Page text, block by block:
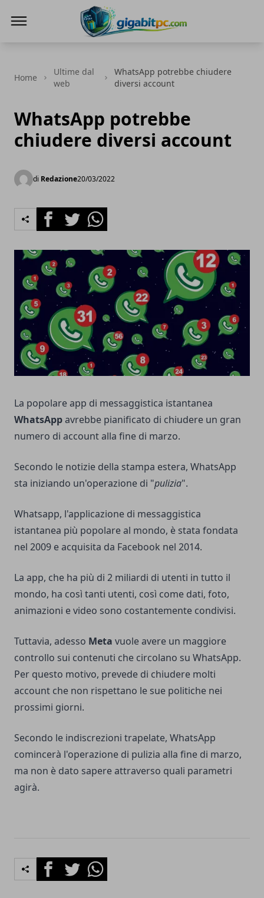
Home
Ultime dal
web
WhatsApp potrebbe chiudere
diversi account
WhatsApp potrebbe
chiudere diversi account
di Redazione20/03/2022
FacebookTwitterWhatsapp
La popolare app di messaggistica istantanea
WhatsAppavrebbe pianificato di chiudere un gran
numero di account alla fine di marzo.
Secondo le notizie della stampa estera, WhatsApp
sta iniziando un'operazione di "pulizia".
Whatsapp, l'applicazione di messaggistica
istantanea più popolare al mondo, è stata fondata
nel 2009 e acquisita da Facebook nel 2014.
La app, che ha più di 2 miliardi di utenti in tutto il
mondo, ha così tanti utenti, così come dati, foto,
animazioni e video sono costantemente condivisi.
Tuttavia, adesso Meta vuole avere un maggiore
controllo sui contenuti che circolano su WhatsApp.
Per questo motivo, prevede di chiudere molti
account che non rispettano le sue politiche nei
prossimi giorni.
Secondo le indiscrezioni trapelate, WhatsApp
comincerà l'operazione di pulizia alla fine di marzo,
ma non è dato sapere attraverso quali parametri
agirà.
FacebookTwitterWhatsapp